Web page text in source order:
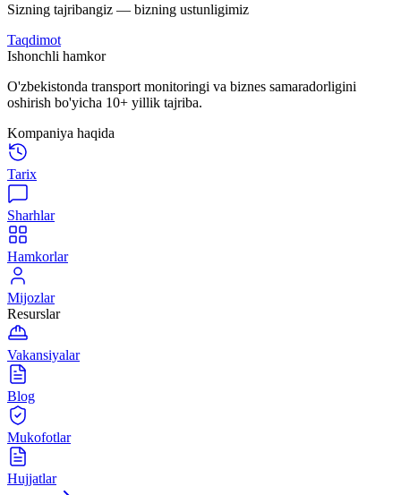
Sizning tajribangiz — bizning ustunligimiz
Taqdimot
Ishonchli hamkor
O'zbekistonda transport monitoringi va biznes samaradorligini
oshirish bo'yicha 10+ yillik tajriba.
Kompaniya haqida
Tarix
Sharhlar
Hamkorlar
Mijozlar
Resurslar
Vakansiyalar
Blog
Mukofotlar
Hujjatlar